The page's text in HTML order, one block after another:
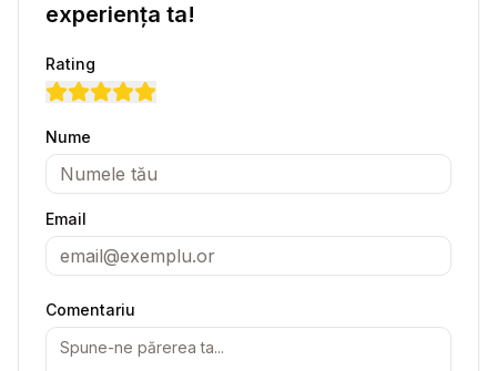
experiența ta!
Rating
Nume
Email
Comentariu